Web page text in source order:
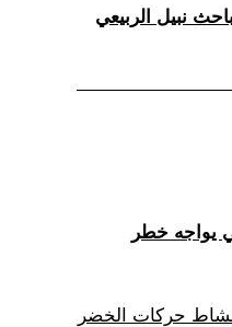
يواجه خطر
ونشاط حركات الخضر